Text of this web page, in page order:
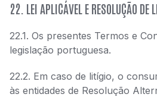
22. LEI APLICÁVEL E RESOLUÇÃO DE
22.1. Os presentes Termos e
legislação portuguesa.
22.2. Em caso de litígio, o
às entidades de Resolução